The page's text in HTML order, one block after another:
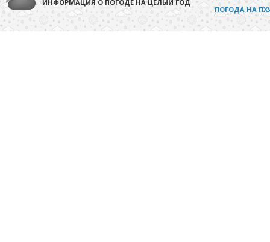
ИНФОРМАЦИЯ О ПОГОДЕ НА ЦЕЛЫЙ ГОД
ПОГОДА НА